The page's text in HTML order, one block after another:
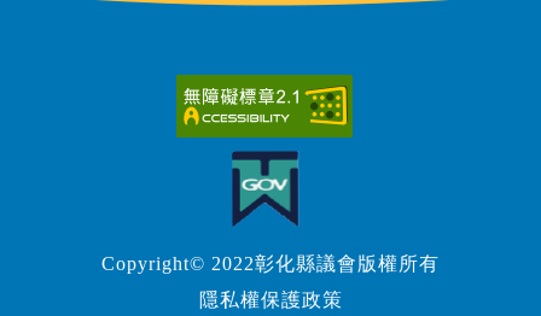
Copyright© 2022彰化縣議會版權所有
隱私權保護政策